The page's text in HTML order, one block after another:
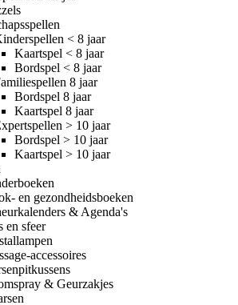
< 8 jaar
Kaartspel < 8 jaar
Bordspel < 8 jaar
8 jaar
Bordspel 8 jaar
Kaartspel 8 jaar
> 10 jaar
Bordspel > 10 jaar
Kaartspel > 10 jaar
en gezondheidsboeken
& Agenda's
en sfeer
accessoires
& Geurzakjes